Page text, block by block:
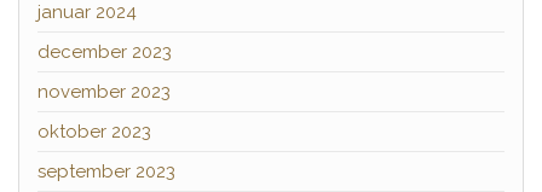
januar 2024
december 2023
november 2023
oktober 2023
september 2023